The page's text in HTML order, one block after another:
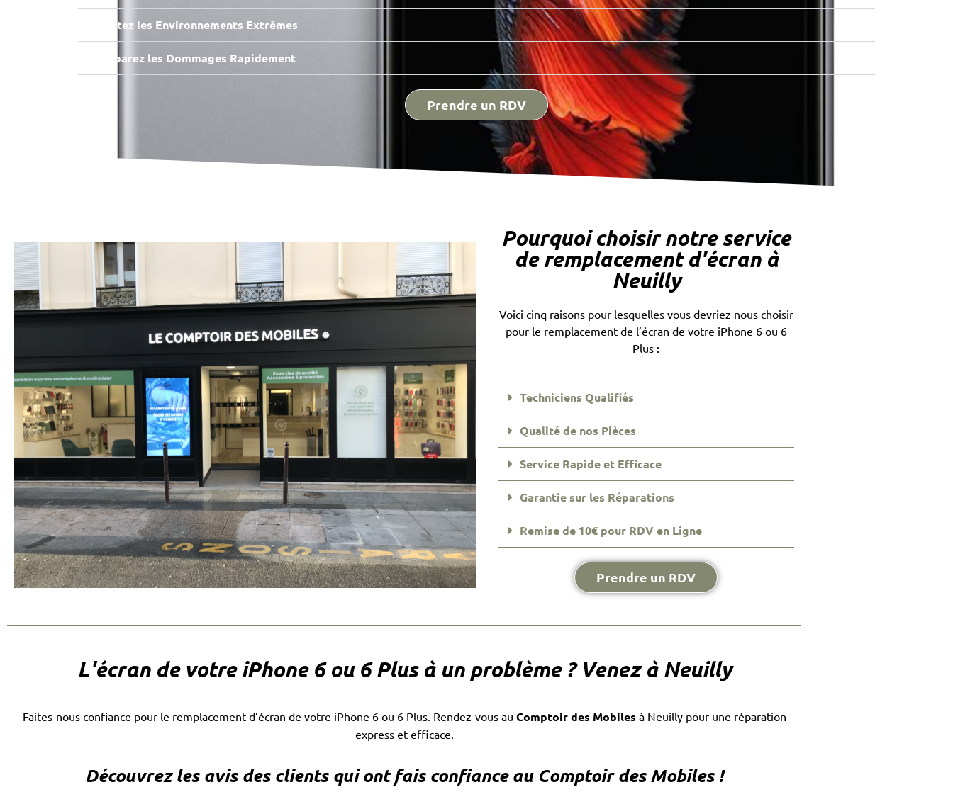
Évitez les Environnements Extrêmes
Réparez les Dommages Rapidement
Prendre un RDV
Pourquoi choisir notre service
de remplacement d'écran à
Neuilly
Voici cinq raisons pour lesquelles vous devriez nous choisir
pour le remplacement de l’écran de votre iPhone 6 ou 6
Plus :
Techniciens Qualifiés
Qualité de nos Pièces
Service Rapide et Efficace
Garantie sur les Réparations
Remise de 10€ pour RDV en Ligne
Prendre un RDV
L'écran de votre iPhone 6 ou 6 Plus à un problème ? Venez à Neuilly
Faites-nous confiance pour le remplacement d’écran de votre iPhone 6 ou 6 Plus. Rendez-vous au Comptoir des Mobiles à Neuilly pour une réparation
express et efficace.
Découvrez les avis des clients qui ont fais confiance au Comptoir des Mobiles !